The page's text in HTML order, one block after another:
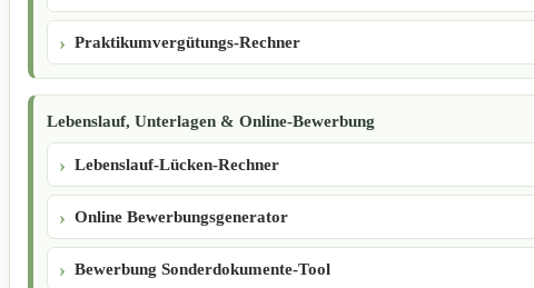
Praktikumvergütungs-Rechner
Lebenslauf, Unterlagen & Online-Bewerbung
Lebenslauf-Lücken-Rechner
Online Bewerbungsgenerator
Bewerbung Sonderdokumente-Tool